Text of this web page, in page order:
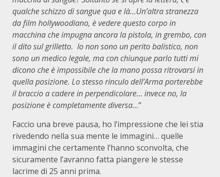
qualche schizzo di sangue qua e là…Un’altra stranezza
da film hollywoodiano, è vedere questo corpo in
macchina che impugna ancora la pistola, in grembo, con
il dito sul grilletto. Io non sono un perito balistico, non
sono un medico legale, ma con chiunque parlo tutti mi
dicono che è impossibile che la mano possa ritrovarsi in
quella posizione. Lo stesso rinculo dell’Arma porterebbe
il braccio a cadere in perpendicolare… invece no, la
posizione è completamente diversa…”
Faccio una breve pausa, ho l’impressione che lei stia
rivedendo nella sua mente le immagini… quelle
immagini che certamente l’hanno sconvolta, che
sicuramente l’avranno fatta piangere le stesse
lacrime di 25 anni prima.